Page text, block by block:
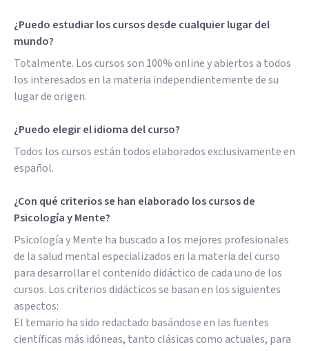
¿Puedo estudiar los cursos desde cualquier lugar del
mundo?
Totalmente. Los cursos son 100% online y abiertos a todos
los interesados en la materia independientemente de su
lugar de origen.
¿Puedo elegir el idioma del curso?
Todos los cursos están todos elaborados exclusivamente en
español.
¿Con qué criterios se han elaborado los cursos de
Psicología y Mente?
Psicología y Mente ha buscado a los mejores profesionales
de la salud mental especializados en la materia del curso
para desarrollar el contenido didáctico de cada uno de los
cursos. Los criterios didácticos se basan en los siguientes
aspectos:
El temario ha sido redactado basándose en las fuentes
científicas más idóneas, tanto clásicas como actuales, para